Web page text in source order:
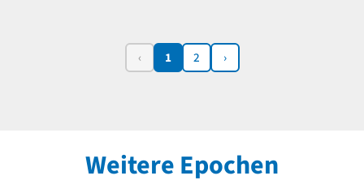
‹ 1 2 ›
Weitere Epochen